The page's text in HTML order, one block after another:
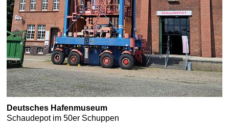
Deutsches Hafenmuseum
Schaudepot im 50er Schuppen